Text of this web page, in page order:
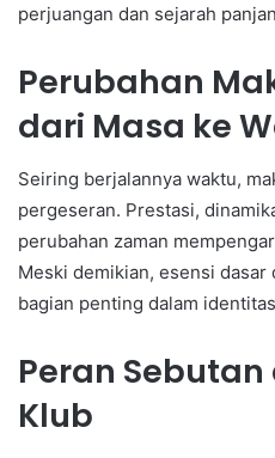
perjuangan dan sejarah
Perubahan
dari Masa ke
Seiring berjalannya waktu,
pergeseran. Prestasi,
perubahan zaman
Meski demikian, esensi
bagian penting dalam
Peran
Klub